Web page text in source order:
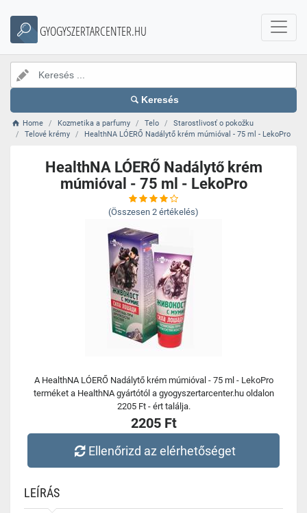
GYOGYSZERTARCENTER.HU
Keresés
Home Kozmetika a parfumy Telo
Starostlivosť o pokožku
Telové krémy
HealthNA LÓERŐ Nadálytő krém múmióval - 75 ml - LekoPro
HealthNA LÓERŐ Nadálytő krém
múmióval - 75 ml - LekoPro
(Összesen 2 értékelés)
A HealthNA LÓERŐ Nadálytő krém múmióval - 75 ml - LekoPro
terméket a HealthNA gyártótól a gyogyszertarcenter.hu oldalon
2205 Ft - ért találja.
2205 Ft
Ellenőrizd az elérhetőséget
LEÍRÁS